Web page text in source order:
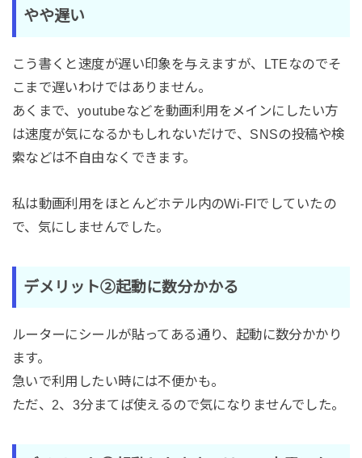
やや遅い
こう書くと速度が遅い印象を与えますが、LTEなのでそ
こまで遅いわけではありません。
あくまで、youtubeなどを動画利用をメインにしたい方
は速度が気になるかもしれないだけで、SNSの投稿や検
索などは不自由なくできます。
私は動画利用をほとんどホテル内のWi-FIでしていたの
で、気にしませんでした。
デメリット②起動に数分かかる
ルーターにシールが貼ってある通り、起動に数分かかり
ます。
急いで利用したい時には不便かも。
ただ、2、3分まてば使えるので気になりませんでした。